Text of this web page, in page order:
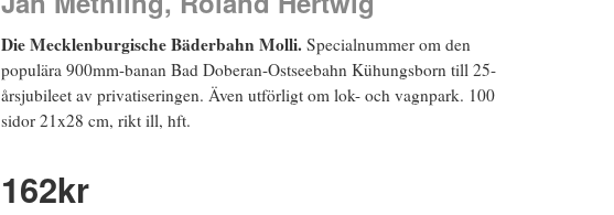
Die Mecklenburgische Bäderbahn Molli. Specialnummer om den
populära 900mm-banan Bad Doberan-Ostseebahn Kühungsborn till 25-
årsjubileet av privatiseringen. Även utförligt om lok- och vagnpark. 100
sidor 21x28 cm, rikt ill, hft.
162kr